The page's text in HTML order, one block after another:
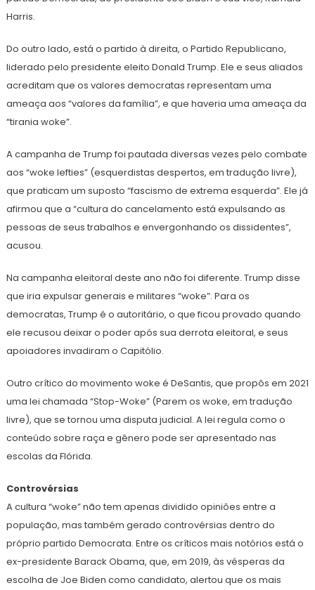
Harris.
Do outro lado, está o partido à direita, o Partido Republicano,
liderado pelo presidente eleito Donald Trump. Ele e seus aliados
acreditam que os valores democratas representam uma
ameaça aos “valores da família”, e que haveria uma ameaça da
“tirania woke”.
A campanha de Trump foi pautada diversas vezes pelo combate
aos “woke lefties” (esquerdistas despertos, em tradução livre),
que praticam um suposto “fascismo de extrema esquerda”. Ele já
afirmou que a “cultura do cancelamento está expulsando as
pessoas de seus trabalhos e envergonhando os dissidentes”,
acusou.
Na campanha eleitoral deste ano não foi diferente. Trump disse
que iria expulsar generais e militares “woke”. Para os
democratas, Trump é o autoritário, o que ficou provado quando
ele recusou deixar o poder após sua derrota eleitoral, e seus
apoiadores invadiram o Capitólio.
Outro crítico do movimento woke é DeSantis, que propôs em 2021
uma lei chamada “Stop-Woke” (Parem os woke, em tradução
livre), que se tornou uma disputa judicial. A lei regula como o
conteúdo sobre raça e gênero pode ser apresentado nas
escolas da Flórida.
Controvérsias
A cultura “woke” não tem apenas dividido opiniões entre a
população, mas também gerado controvérsias dentro do
próprio partido Democrata. Entre os críticos mais notórios está o
ex-presidente Barack Obama, que, em 2019, às vésperas da
escolha de Joe Biden como candidato, alertou que os mais